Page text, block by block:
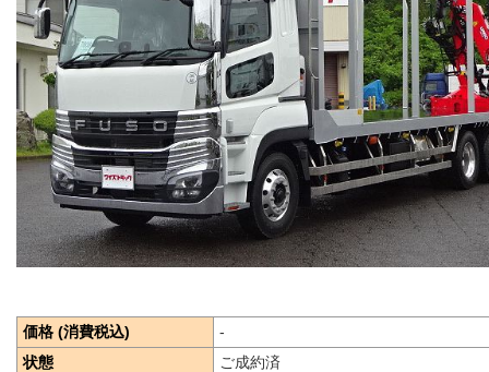
価格 (消費税込)
-
状態
ご成約済